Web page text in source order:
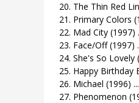
20. The Thin Red
21. Primary Colors
22. Mad City (1997)
23. Face/Off (1997)
24. She's So Lovely
25. Happy Birthday
26. Michael (1996)
27. Phenomenon